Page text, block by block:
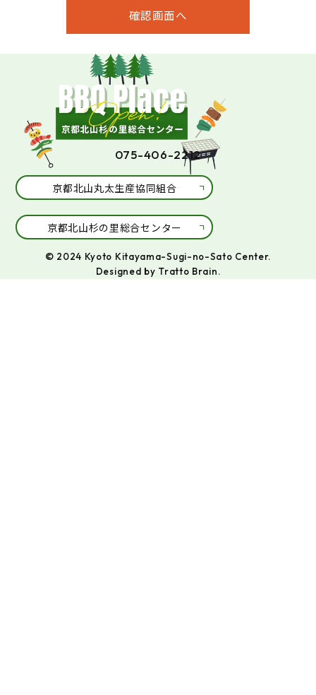
075-406-2212
京都北山丸太生産協同組合
京都北山杉の里総合センター
© 2024 Kyoto Kitayama-Sugi-no-Sato Center.
Designed by Tratto Brain.